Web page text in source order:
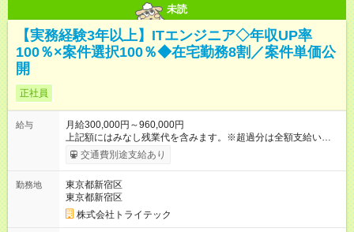
未読
【実務経験3年以上】ITエンジニア◇年収UP率
100％×案件選択100％◆在宅勤務8割／案件単価公
開
正社員
給与
月給300,000円～960,000円
上記額にはみなし残業代を含みます。※超過分は全額支給いたし
ます。 みなし残業代 45,975円／月 みなし残業時間 30時間／月
※経験・年齢・能力などを考慮のうえ、当社規定により決定しま
91％を誇る理由は、前給保証と昇給率10%以上を目標とした給
与改定を行っているから。案件単価、給与計算式もオープンに
しており、透明性のある給与体系が安心感を支えています。
★ 前職給与を保証！★ 実際に当社に転職したエンジニアが全
交通費別途支給あり
勤務地
東京都新宿区
東京都新宿区
株式会社トライテック